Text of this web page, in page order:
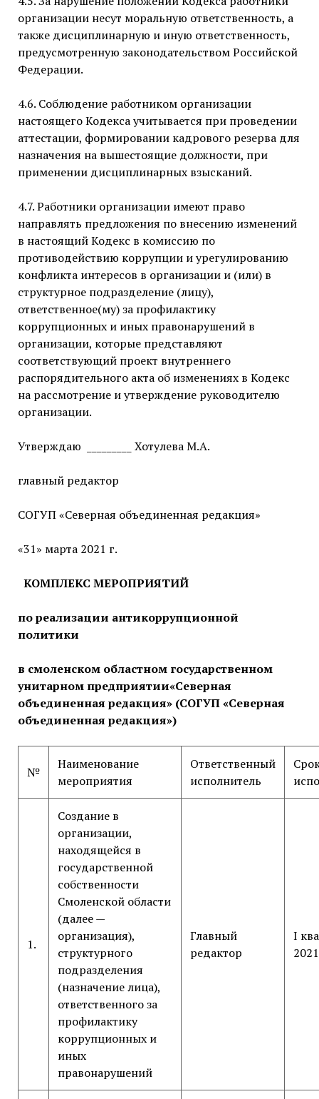
организации несут моральную ответственность, а
также дисциплинарную и иную ответственность,
предусмотренную законодательством Российской
Федерации.
4.6. Соблюдение работником организации
настоящего Кодекса учитывается при проведении
аттестации, формировании кадрового резерва для
назначения на вышестоящие должности, при
применении дисциплинарных взысканий.
4.7. Работники организации имеют право
направлять предложения по внесению изменений
в настоящий Кодекс в комиссию по
противодействию коррупции и урегулированию
конфликта интересов в организации и (или) в
структурное подразделение (лицу),
ответственное(му) за профилактику
коррупционных и иных правонарушений в
организации, которые представляют
соответствующий проект внутреннего
распорядительного акта об изменениях в Кодекс
на рассмотрение и утверждение руководителю
организации.
Утверждаю _________ Хотулева М.А.
главный редактор
СОГУП «Северная объединенная редакция»
«31» марта 2021 г.
КОМПЛЕКС МЕРОПРИЯТИЙ
по реализации антикоррупционной
политики
в смоленском областном государственном
унитарном предприятии«Северная
объединенная редакция» (СОГУП «Северная
объединенная редакция»)
№
Наименование
мероприятия
Ответственный
исполнитель
1.
Создание в
организации,
находящейся в
государственной
собственности
Смоленской области
(далее —
организация),
структурного
подразделения
(назначение лица),
ответственного за
профилактику
коррупционных и
иных
правонарушений
Главный
редактор
I